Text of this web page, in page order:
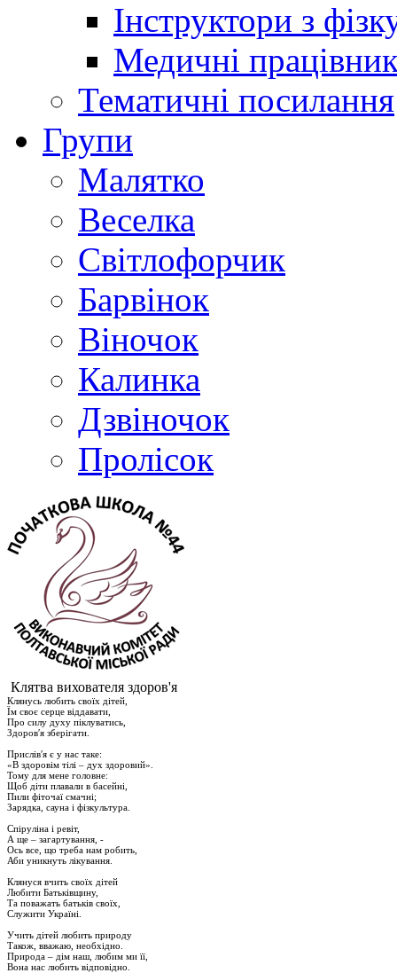
Інструктори з
Медичні
Тематичні посилання
Групи
Малятко
Веселка
Світлофорчик
Барвінок
Віночок
Калинка
Дзвіночок
Пролісок
Клятва вихователя здоров'я
Клянусь любить своїх дітей,
Їм своє серце віддавати,
Про силу духу піклуватись,
Здоров′я зберігати.
Прислів′я є у нас таке:
«В здоровім тілі – дух здоровий».
Тому для мене головне:
Щоб діти плавали в басейні,
Пили фіточаї смачні;
Зарядка, сауна і фізкультура.
Спіруліна і ревіт,
А ще – загартування, -
Ось все, що треба нам робить,
Аби уникнуть лікування.
Клянуся вчить своїх дітей
Любити Батьківщину,
Та поважать батьків своїх,
Служити Україні.
Учить дітей любить природу
Також, вважаю, необхідно.
Природа – дім наш, любим ми її,
Вона нас любить відповідно.